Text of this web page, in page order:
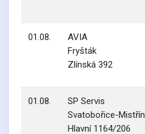
01.08.
AVIA
Fryšták
Zlínská 392
01.08.
SP Servis
Svatobořice-Mistřín
Hlavní 1164/206